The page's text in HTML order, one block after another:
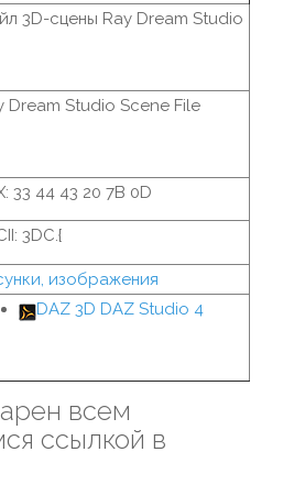
3D-сцены Ray Dream Studio
Dream Studio Scene File
33 44 43 20 7B 0D
3DC.{
изображения
DAZ 3D DAZ Studio 4
всем
ссылкой в